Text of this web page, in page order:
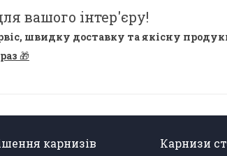
вашого інтер'єру!
швидку доставку та якісну
🎁
карнизів Карнизи